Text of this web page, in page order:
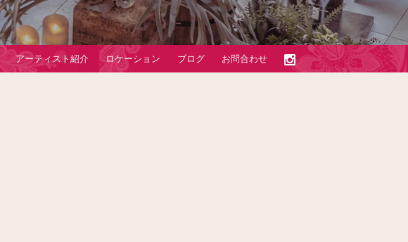
アーティスト紹介 ロケーション ブログ お問合わせ